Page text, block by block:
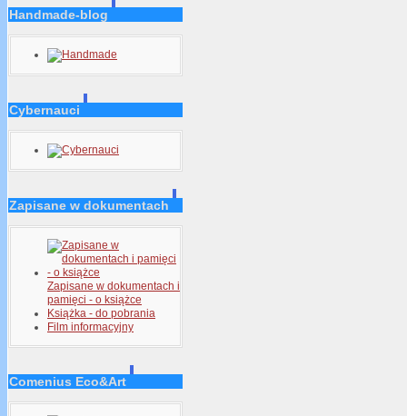
Handmade-blog
Cybernauci
Zapisane w dokumentach
Zapisane w dokumentach i
pamięci - o książce
Książka - do pobrania
Film informacyjny
Comenius Eco&Art